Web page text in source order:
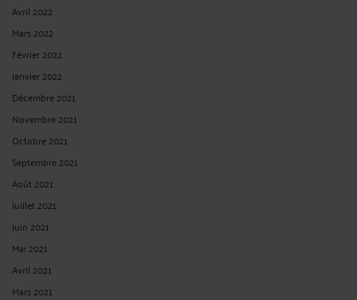
Avril 2022
Mars 2022
Février 2022
Janvier 2022
Décembre 2021
Novembre 2021
Octobre 2021
Septembre 2021
Août 2021
Juillet 2021
Juin 2021
Mai 2021
Avril 2021
Mars 2021